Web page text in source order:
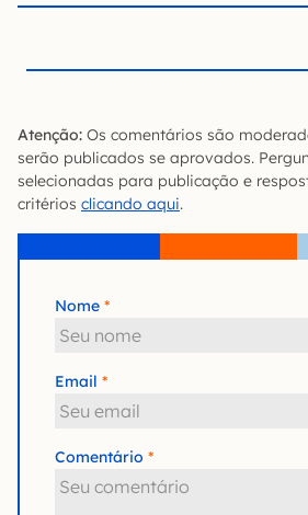
Atenção: Os comentários são
serão publicados se aprovados.
selecionadas para publicação e
critérios clicando aqui.
Nome
Email
Comentário